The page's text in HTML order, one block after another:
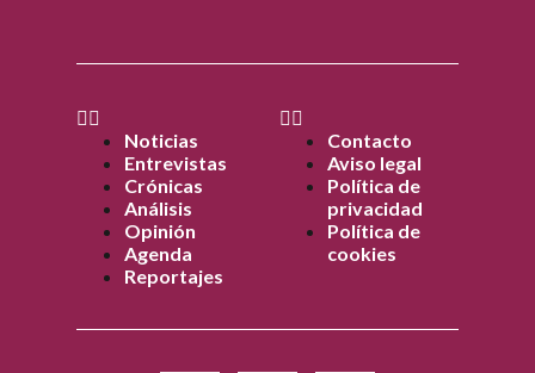
Noticias
Entrevistas
Crónicas
Análisis
Opinión
Agenda
Reportajes
Contacto
Aviso legal
Política de
privacidad
Política de
cookies